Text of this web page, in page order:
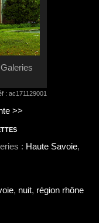
: ac171129001
>>
: Haute Savoie,
, nuit, région rhône